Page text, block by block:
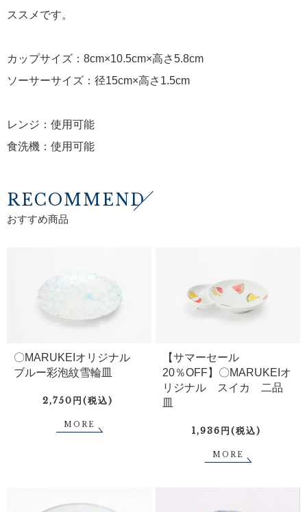
ススメです。
カップサイズ：8cm×10.5cm×高さ5.8cm
ソーサーサイズ：径15cm×高さ1.5cm
レンジ：使用可能
食洗機：使用可能
RECOMMEND
おすすめ商品
〇MARUKEIオリジナル
ブルー彩泡紋雪輪皿
2,750円(税込)
MORE
【サマーセール
20％OFF】〇MARUKEIオ
リジナル スイカ 二品
皿
1,936円(税込)
MORE